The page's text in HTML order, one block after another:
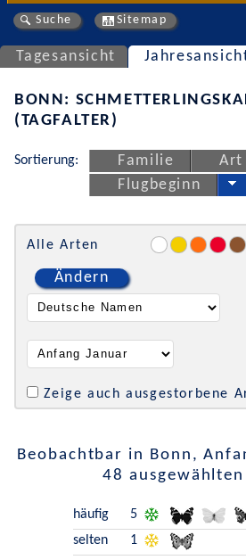
Suche Sitemap
Tagesansicht
BONN:
(TAGFALTER)
Sortierung: Familie Art
Flugbeginn
Alle Arten
Ändern
Zeige auch ausgestorbene
Beobachtbar in Bonn,
48
häufig
5
selten
1